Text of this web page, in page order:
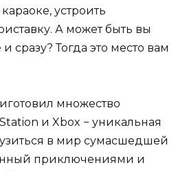
устроить
А может быть вы
сразу? Тогда это место вам
множество
и Xbox − уникальная
в мир сумасшедшей
приключениями и